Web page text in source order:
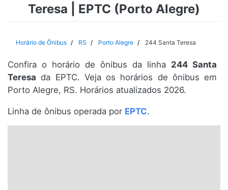
Rio de Janeiro
Teresa | EPTC (Porto Alegre)
Horário de Ônibus RS Porto Alegre 244 Santa Teresa
Confira o horário de ônibus da linha 244 Santa
Teresa da EPTC. Veja os horários de ônibus em
Porto Alegre, RS. Horários atualizados 2026.
Linha de ônibus operada por EPTC.